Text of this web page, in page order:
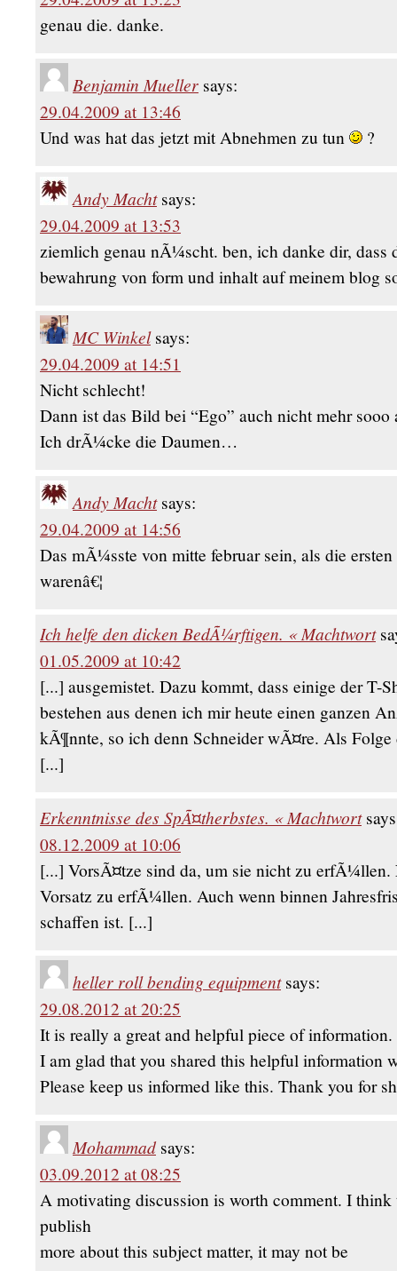
genau die. danke.
Benjamin Mueller says:
29.04.2009 at 13:46
Und was hat das jetzt mit Abnehmen zu tun
?
Andy Macht says:
29.04.2009 at 13:53
ziemlich genau nÃ¼scht. ben, ich danke dir, dass
bewahrung von form und inhalt auf meinem blog
MC Winkel says:
29.04.2009 at 14:51
Nicht schlecht!
Dann ist das Bild bei “Ego” auch nicht mehr sooo
Ich drÃ¼cke die Daumen…
Andy Macht says:
29.04.2009 at 14:56
Das mÃ¼sste von mitte februar sein, als die
warenâ€¦
Ich helfe den dicken BedÃ¼rftigen. « Machtwort
01.05.2009 at 10:42
[...] ausgemistet. Dazu kommt, dass einige der T-
bestehen aus denen ich mir heute einen ganzen
kÃ¶nnte, so ich denn Schneider wÃ¤re. Als Folge
[...]
Erkenntnisse des SpÃ¤therbstes. « Machtwort
08.12.2009 at 10:06
[...] VorsÃ¤tze sind da, um sie nicht zu erfÃ¼llen.
Vorsatz zu erfÃ¼llen. Auch wenn binnen
schaffen ist. [...]
heller roll bending equipment says:
29.08.2012 at 20:25
It is really a great and helpful piece of information.
I am glad that you shared this helpful information
Please keep us informed like this. Thank you for
Mohammad says:
03.09.2012 at 08:25
A motivating discussion is worth comment. I think
publish
more about this subject matter, it may not be